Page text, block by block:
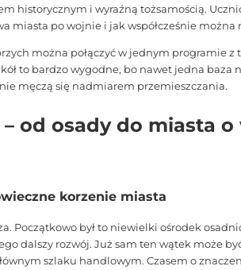
historycznym i wyraźną tożsamością.
miasta po wojnie i jak współcześnie
można połączyć w jednym
to bardzo wygodne, bo nawet jedna
męczą się nadmiarem przemieszczania.
– od osady do miasta
korzenie miasta
Początkowo był to niewielki ośrodek
dalszy rozwój. Już sam ten wątek może
szlaku handlowym. Czasem o